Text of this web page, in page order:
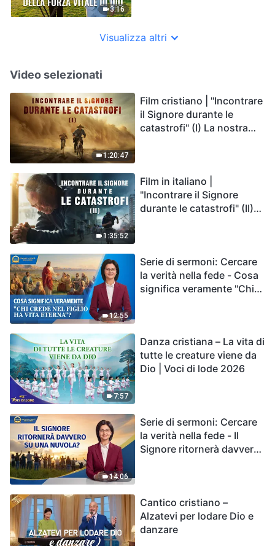
3:16
Visualizza altri
Video selezionati
1:20:47
Film cristiano | "Incontrare
il Signore durante le
catastrofi" (I) La nostra
1:35:52
Film in italiano |
"Incontrare il Signore
durante le catastrofi" (II)
Regno di Dio?
12:55
Serie di sermoni: Cercare
la verità nella fede - Cosa
significa veramente "Chi
7:57
Danza cristiana – La vita di
tutte le creature viene da
Dio | Voci di lode 2026
14:06
Serie di sermoni: Cercare
la verità nella fede - Il
Signore ritornerà davvero
Cantico cristiano –
Alzatevi per lodare Dio e
danzare